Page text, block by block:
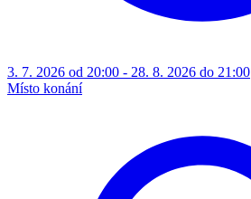
3. 7. 2026 od 20:00 - 28. 8. 2026 do 21:00
Místo konání